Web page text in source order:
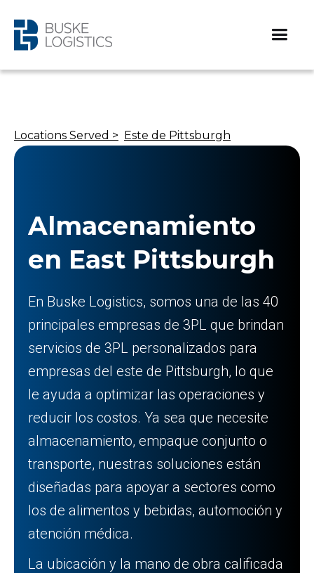
Locations Served > Este de Pittsburgh
Almacenamiento
en East Pittsburgh
En Buske Logistics, somos una de las 40
principales empresas de 3PL que brindan
servicios de 3PL personalizados para
empresas del este de Pittsburgh, lo que
le ayuda a optimizar las operaciones y
reducir los costos. Ya sea que necesite
almacenamiento, empaque conjunto o
transporte, nuestras soluciones están
diseñadas para apoyar a sectores como
los de alimentos y bebidas, automoción y
atención médica.
La ubicación y la mano de obra calificada